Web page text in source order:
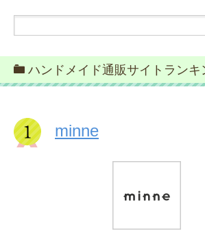
ハンドメイド通販サイトランキ
minne